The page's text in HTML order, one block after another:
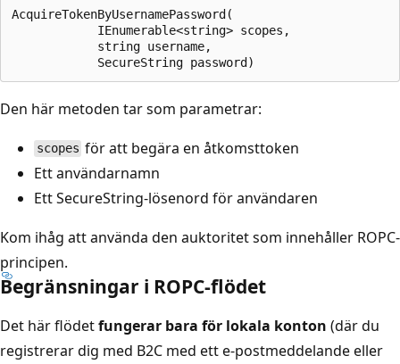
AcquireTokenByUsernamePassword(
            IEnumerable<string> scopes,
            string username,
Den här metoden tar som parametrar:
scopes för att begära en åtkomsttoken
Ett användarnamn
Ett SecureString-lösenord för användaren
Kom ihåg att använda den auktoritet som innehåller ROPC-
principen.
Begränsningar i ROPC-flödet
Det här flödetfungerar bara för lokala konton (där du
registrerar dig med B2C med ett e-postmeddelande eller